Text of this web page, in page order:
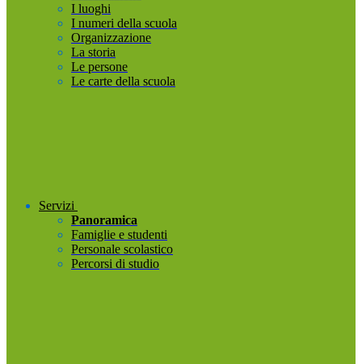
I luoghi
I numeri della scuola
Organizzazione
La storia
Le persone
Le carte della scuola
Servizi
Panoramica
Famiglie e studenti
Personale scolastico
Percorsi di studio